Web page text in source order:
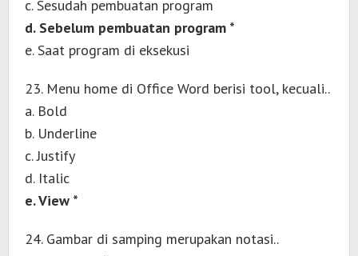
c. Sesudah pembuatan program
d. Sebelum pembuatan program *
e. Saat program di eksekusi
23. Menu home di Office Word berisi tool, kecuali..
a. Bold
b. Underline
c. Justify
d. Italic
e. View *
24. Gambar di samping merupakan notasi..